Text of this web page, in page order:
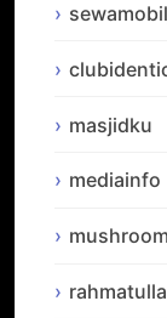
masjidku
mediainfo